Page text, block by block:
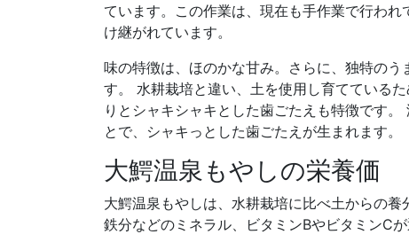
ています。この作業は、現在も手作業で行わ
け継がれています。
味の特徴は、ほのかな甘み。さらに、独特の
す。 水耕栽培と違い、土を使用し育てている
りとシャキシャキとした歯ごたえも特徴です
とで、シャキっとした歯ごたえが生まれます。
大鰐温泉もやしの栄養価
大鰐温泉もやしは、水耕栽培に比べ土からの
鉄分などのミネラル、ビタミンBやビタミンCが